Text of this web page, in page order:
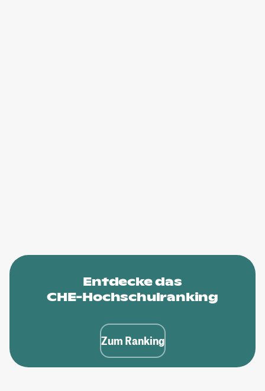
Entdecke das
CHE-Hochschulranking
Zum Ranking